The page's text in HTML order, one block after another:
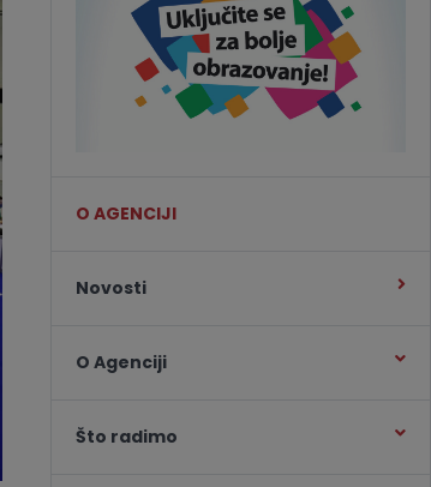
O AGENCIJI
Novosti
O Agenciji
Što radimo